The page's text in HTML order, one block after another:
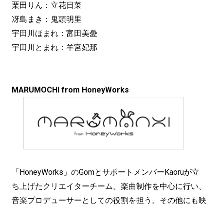
栗田りん：立花日菜
冴島まき：鬼頭明里
宇田川ほまれ：富田美憂
宇田川とまれ：羊宮妃那
MARUMOCHI from HoneyWorks
「HoneyWorks」のGomとサポートメンバーKaoruが立
ち上げたクリエイターチーム。楽曲制作を中心に行い、
音楽プロデューサーとしての役割を担う。その他にも映